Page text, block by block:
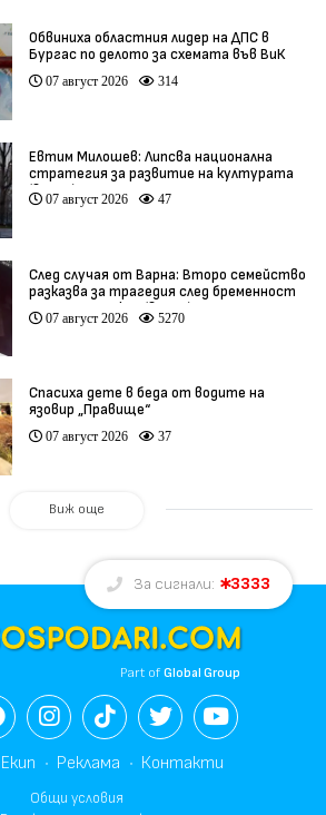
Обвиниха областния лидер на ДПС в
Бургас по делото за схемата във ВиК
07 август 2026 314
Евтим Милошев: Липсва национална
стратегия за развитие на културата
(видео)
07 август 2026 47
След случая от Варна: Второ семейство
разказва за трагедия след бременност
при същия лекар (видео)
07 август 2026 5270
Спасиха дете в беда от водите на
язовир „Правище“
07 август 2026 37
Виж още
За сигнали: 3333
Part ofGlobal Group
Екип Реклама Контакти
Общи условия